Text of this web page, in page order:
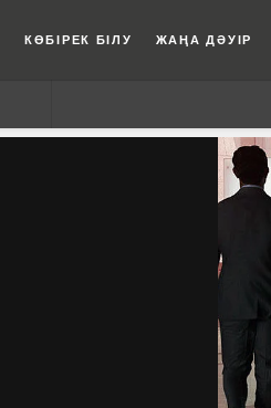
КӨБІРЕК БІЛУ ЖАҢА ДӘУІР